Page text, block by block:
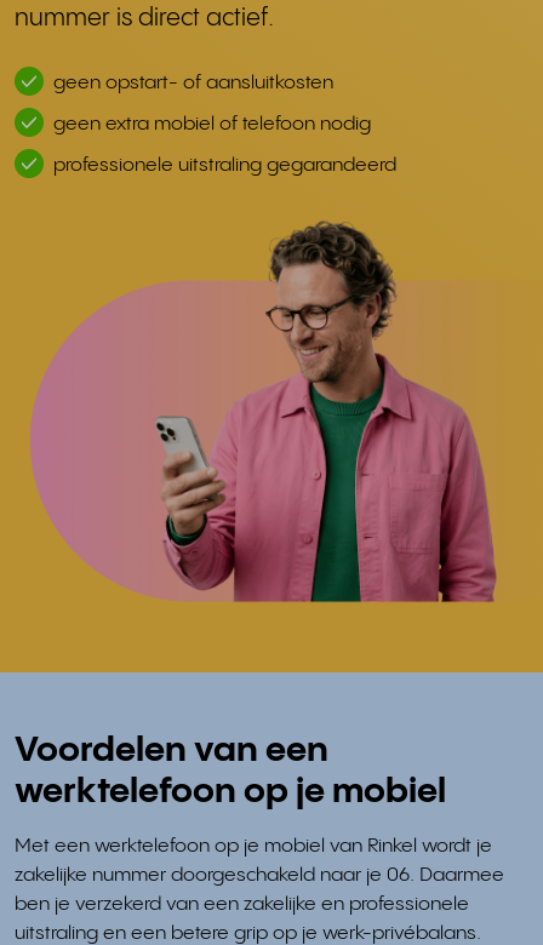
nummer is direct actief.
geen opstart- of aansluitkosten
geen extra mobiel of telefoon nodig
professionele uitstraling gegarandeerd
Voordelen van een
werktelefoon op je mobiel
Met een werktelefoon op je mobiel van Rinkel wordt je
zakelijke nummer doorgeschakeld naar je 06. Daarmee
ben je verzekerd van een zakelijke en professionele
uitstraling en een betere grip op je werk-privébalans.